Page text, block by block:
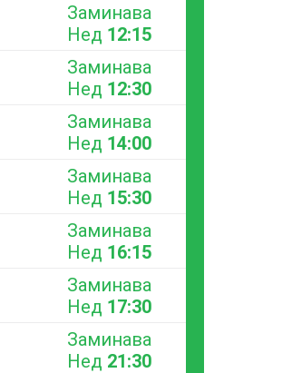
Заминава
Нед 12:15
Заминава
Нед 12:30
Заминава
Нед 14:00
Заминава
Нед 15:30
Заминава
Нед 16:15
Заминава
Нед 17:30
Заминава
Нед 21:30